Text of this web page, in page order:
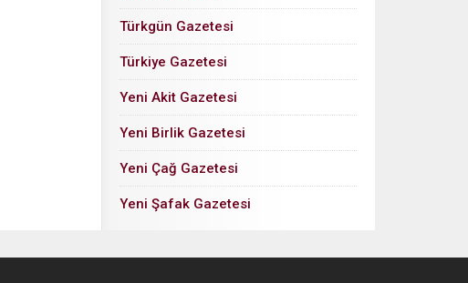
Türkgün Gazetesi
Türkiye Gazetesi
Yeni Akit Gazetesi
Yeni Birlik Gazetesi
Yeni Çağ Gazetesi
Yeni Şafak Gazetesi